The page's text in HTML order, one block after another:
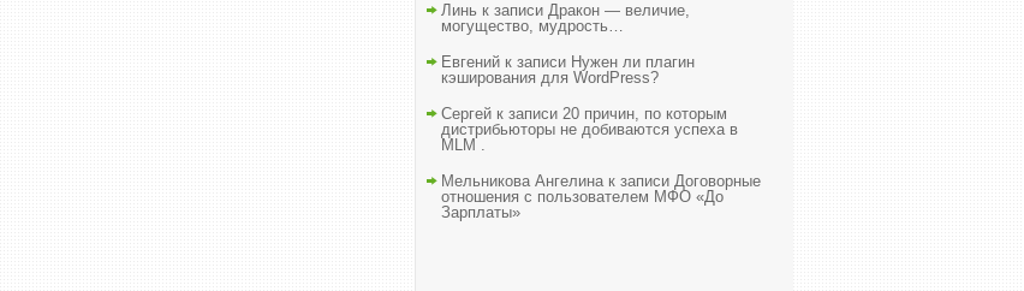
Линь к записи Дракон — величие,
могущество, мудрость…
Евгений к записи Нужен ли плагин
кэширования для WordPress?
Сергей к записи 20 причин, по которым
дистрибьюторы не добиваются успеха в
MLM .
Мельникова Ангелинак записи Договорные
отношения с пользователем МФО «До
Зарплаты»